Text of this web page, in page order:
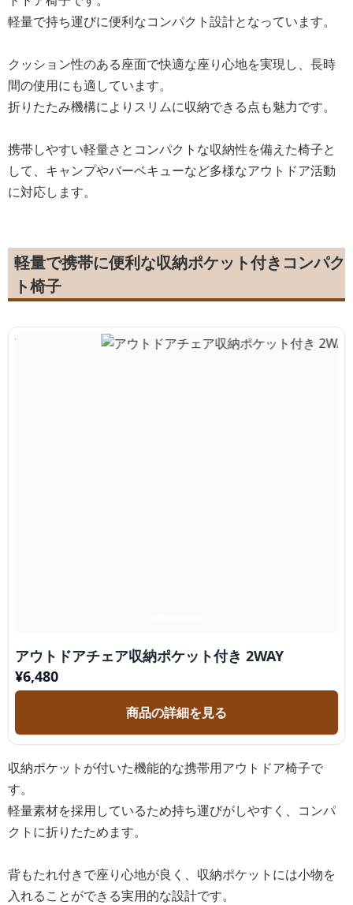
軽量で持ち運びに便利なコンパクト設計となっています。
クッション性のある座面で快適な座り心地を実現し、長時
間の使用にも適しています。
折りたたみ機構によりスリムに収納できる点も魅力です。
携帯しやすい軽量さとコンパクトな収納性を備えた椅子と
して、キャンプやバーベキューなど多様なアウトドア活動
に対応します。
軽量で携帯に便利な収納ポケット付きコンパク
ト椅子
アウトドアチェア収納ポケット付き 2WAY
¥6,480
商品の詳細を見る
収納ポケットが付いた機能的な携帯用アウトドア椅子で
す。
軽量素材を採用しているため持ち運びがしやすく、コンパ
クトに折りたためます。
背もたれ付きで座り心地が良く、収納ポケットには小物を
入れることができる実用的な設計です。